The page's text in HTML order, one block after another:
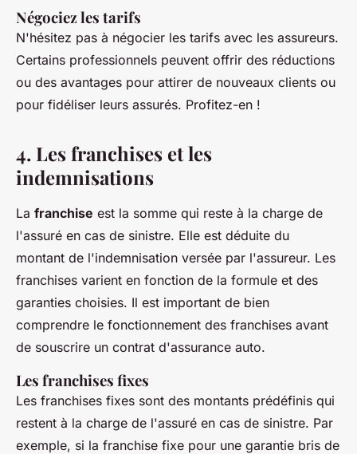
Négociez les tarifs
N'hésitez pas à négocier les tarifs avec les assureurs.
Certains professionnels peuvent offrir des réductions
ou des avantages pour attirer de nouveaux clients ou
pour fidéliser leurs assurés. Profitez-en !
4. Les franchises et les
indemnisations
La franchise est la somme qui reste à la charge de
l'assuré en cas de sinistre. Elle est déduite du
montant de l'indemnisation versée par l'assureur. Les
franchises varient en fonction de la formule et des
garanties choisies. Il est important de bien
comprendre le fonctionnement des franchises avant
de souscrire un contrat d'assurance auto.
Les franchises fixes
Les franchises fixes sont des montants prédéfinis qui
restent à la charge de l'assuré en cas de sinistre. Par
exemple, si la franchise fixe pour une garantie bris de